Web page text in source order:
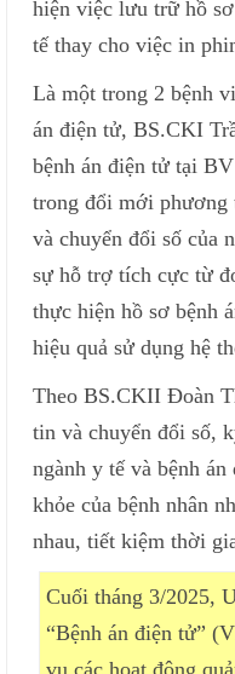
hiện việc lưu trữ hồ
tế thay cho việc in
Là một trong 2 bệnh
án điện tử, BS.CKI
bệnh án điện tử tại
trong đổi mới phương
và chuyển đổi số của
sự hỗ trợ tích cực từ
thực hiện hồ sơ bệnh
hiệu quả sử dụng hệ
Theo BS.CKII Đoàn
tin và chuyển đổi số,
ngành y tế và bệnh
khỏe của bệnh nhân
nhau, tiết kiệm thời
Cuối tháng 3/2025,
“Bệnh án điện tử”
vụ các hoạt động